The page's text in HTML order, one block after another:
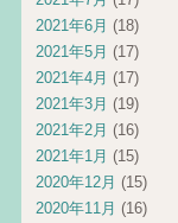
2021年6月 (18)
2021年5月 (17)
2021年4月 (17)
2021年3月 (19)
2021年2月 (16)
2021年1月 (15)
2020年12月 (15)
2020年11月 (16)